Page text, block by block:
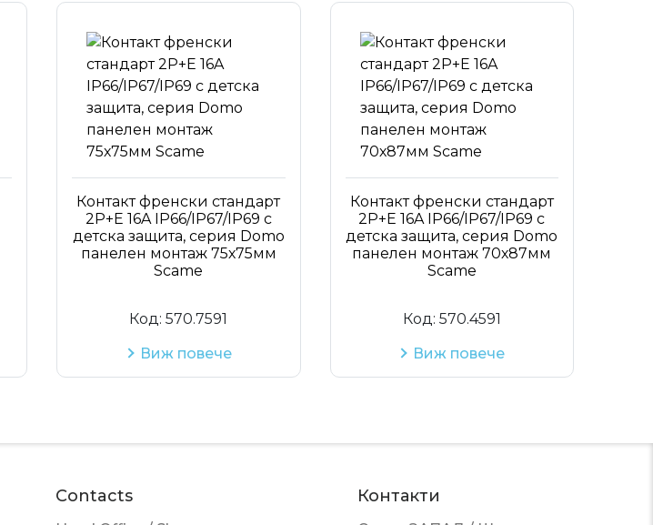
Контакт френски стандарт
2P+Е 16A IP66/IP67/IP69 с
детска защита, серия Domo
панелен монтаж 75х75мм
Scame
Код:570.7591
Виж повече
Контакт френски стандарт
2P+Е 16A IP66/IP67/IP69 с
детска защита, серия Domo
панелен монтаж 70х87мм
Scame
Код: 570.4591
Виж повече
Contacts Контакти